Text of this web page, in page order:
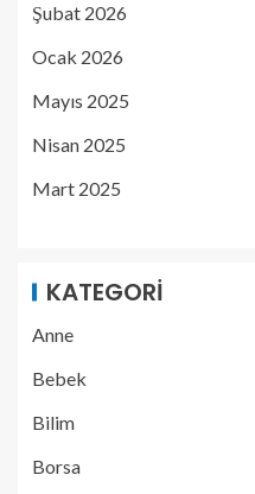
Şubat 2026
Ocak 2026
Mayıs 2025
Nisan 2025
Mart 2025
KATEGORI
Anne
Bebek
Bilim
Borsa